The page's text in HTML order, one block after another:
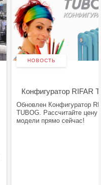
НОВОСТЬ
Конфигуратор RIFAR
Обновлен Конфигуратор
TUBOG. Рассчитайте цену
модели прямо сейчас!